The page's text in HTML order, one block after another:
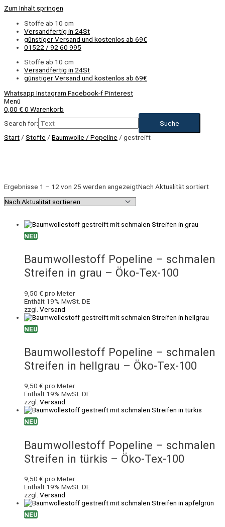
Zum Inhalt springen
Stoffe ab 10 cm
Versandfertig in 24St
günstiger Versand und kostenlos ab 69€
01522 / 92 60 995
Stoffe ab 10 cm
Versandfertig in 24St
günstiger Versand und kostenlos ab 69€
Whatsapp Instagram Facebook-fPinterest
Menü
0,00 € 0 Warenkorb
Search for:
Start / Stoffe / Baumwolle / Popeline / gestreift
Ergebnisse 1 – 12 von 25 werden angezeigtNach Aktualität sortiert
NEU
Baumwollestoff Popeline – schmalen
Streifen in grau – Öko-Tex-100
9,50 € pro Meter
Enthält 19% MwSt. DE
zzgl. Versand
NEU
Baumwollestoff Popeline – schmalen
Streifen in hellgrau – Öko-Tex-100
9,50 € pro Meter
Enthält 19% MwSt. DE
zzgl. Versand
NEU
Baumwollestoff Popeline – schmalen
Streifen in türkis – Öko-Tex-100
9,50 € pro Meter
Enthält 19% MwSt. DE
zzgl. Versand
NEU